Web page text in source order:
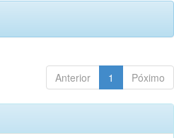
Anterior 1 Póximo